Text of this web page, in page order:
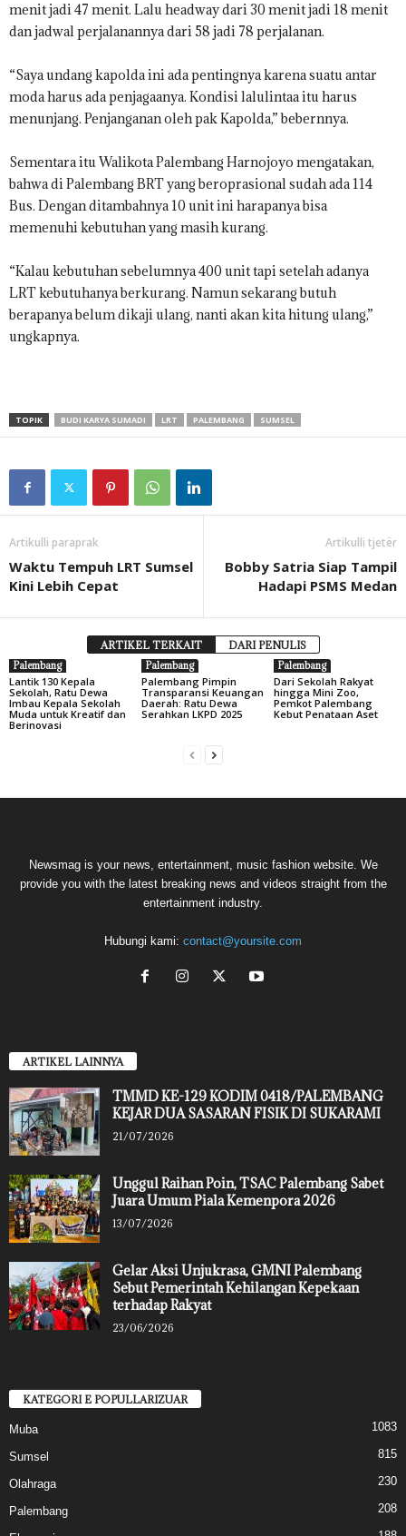
menit jadi 47 menit. Lalu headway dari 30 menit jadi 18 menit
dan jadwal perjalanannya dari 58 jadi 78 perjalanan.
“Saya undang kapolda ini ada pentingnya karena suatu antar
moda harus ada penjagaanya. Kondisi lalulintaa itu harus
menunjang. Penjanganan oleh pak Kapolda,” bebernnya.
Sementara itu Walikota Palembang Harnojoyo mengatakan,
bahwa di Palembang BRT yang beroprasional sudah ada 114
Bus. Dengan ditambahnya 10 unit ini harapanya bisa
memenuhi kebutuhan yang masih kurang.
“Kalau kebutuhan sebelumnya 400 unit tapi setelah adanya
LRT kebutuhanya berkurang. Namun sekarang butuh
berapanya belum dikaji ulang, nanti akan kita hitung ulang,”
ungkapnya.
TOPIK BUDI KARYA SUMADI LRT PALEMBANG SUMSEL
Artikulli paraprak
Waktu Tempuh LRT Sumsel
Kini Lebih Cepat
Artikulli tjetër
Bobby Satria Siap Tampil
Hadapi PSMS Medan
ARTIKEL TERKAIT DARI PENULIS
Palembang
Lantik 130 Kepala
Sekolah, Ratu Dewa
Imbau Kepala Sekolah
Muda untuk Kreatif dan
Berinovasi
Palembang
Palembang Pimpin
Transparansi Keuangan
Daerah: Ratu Dewa
Serahkan LKPD 2025
Palembang
Dari Sekolah Rakyat
hingga Mini Zoo,
Pemkot Palembang
Kebut Penataan Aset
Newsmag is your news, entertainment, music fashion website. We
provide you with the latest breaking news and videos straight from the
entertainment industry.
Hubungi kami: contact@yoursite.com
ARTIKEL LAINNYA
TMMD KE-129 KODIM 0418/PALEMBANG
KEJAR DUA SASARAN FISIK DI SUKARAMI
21/07/2026
Unggul Raihan Poin, TSAC Palembang Sabet
Juara Umum Piala Kemenpora 2026
13/07/2026
Gelar Aksi Unjukrasa, GMNI Palembang
Sebut Pemerintah Kehilangan Kepekaan
terhadap Rakyat
23/06/2026
KATEGORI E POPULLARIZUAR
Muba 1083
Sumsel 815
Olahraga 230
Palembang 208